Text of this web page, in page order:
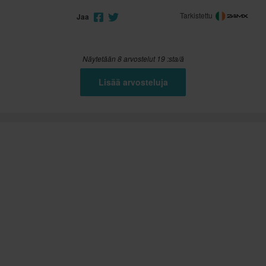
Jaa Tarkistettu
Näytetään 8 arvostelut 19 :sta/ä
Lisää arvosteluja